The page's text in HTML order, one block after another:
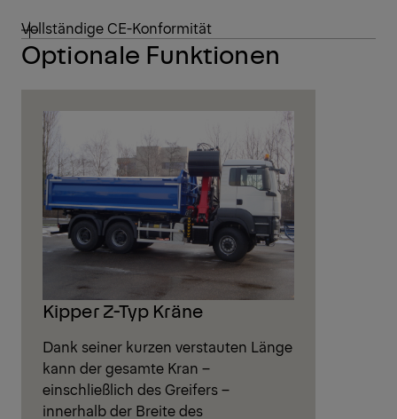
Vollständige CE-Konformität
Optionale Funktionen
Kipper Z-Typ Kräne
Dank seiner kurzen verstauten Länge
kann der gesamte Kran –
einschließlich des Greifers –
innerhalb der Breite des